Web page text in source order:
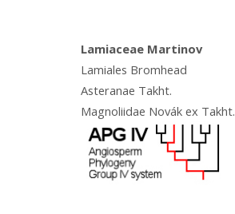
Lamiaceae Martinov
Lamiales Bromhead
Asteranae Takht.
Magnoliidae Novák ex Takht.